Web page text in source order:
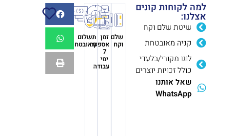
למה לקוחות קונים
אצלנו:
שיטת שלם וקח
קניה מאובטחת
לוגו מקורי/בלעדי
כולל זכויות יוצרים
שאל אותנו
WhatsApp
שלם
וקח
זמן
אספקה
7
ימי
עבודה
תשלום
מאובטח